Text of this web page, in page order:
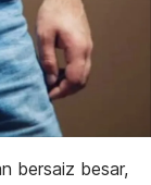
bersaiz besar,